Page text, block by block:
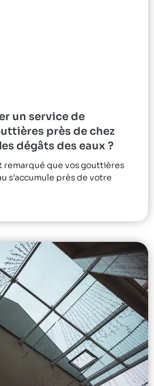
un service de
près de chez
dégâts des eaux ?
remarqué que vos gouttières
s’accumule près de votre